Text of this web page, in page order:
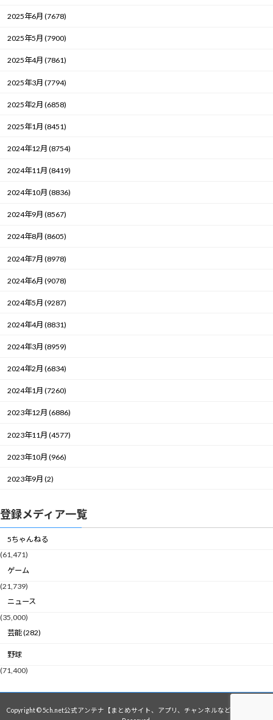
2025年6月 (7678)
2025年5月 (7900)
2025年4月 (7861)
2025年3月 (7794)
2025年2月 (6858)
2025年1月 (8451)
2024年12月 (8754)
2024年11月 (8419)
2024年10月 (8836)
2024年9月 (8567)
2024年8月 (8605)
2024年7月 (8978)
2024年6月 (9078)
2024年5月 (9287)
2024年4月 (8831)
2024年3月 (8959)
2024年2月 (6834)
2024年1月 (7260)
2023年12月 (6886)
2023年11月 (4577)
2023年10月 (966)
2023年9月 (2)
登録メディア一覧
5ちゃんねる
(61,471)
ゲーム
(21,739)
ニュース
(35,000)
芸能 (282)
野球
(71,400)
Copyright © 5ch.net公式アンテナ【まとめサイト、アプリ、チャンネルなど】 All Rights